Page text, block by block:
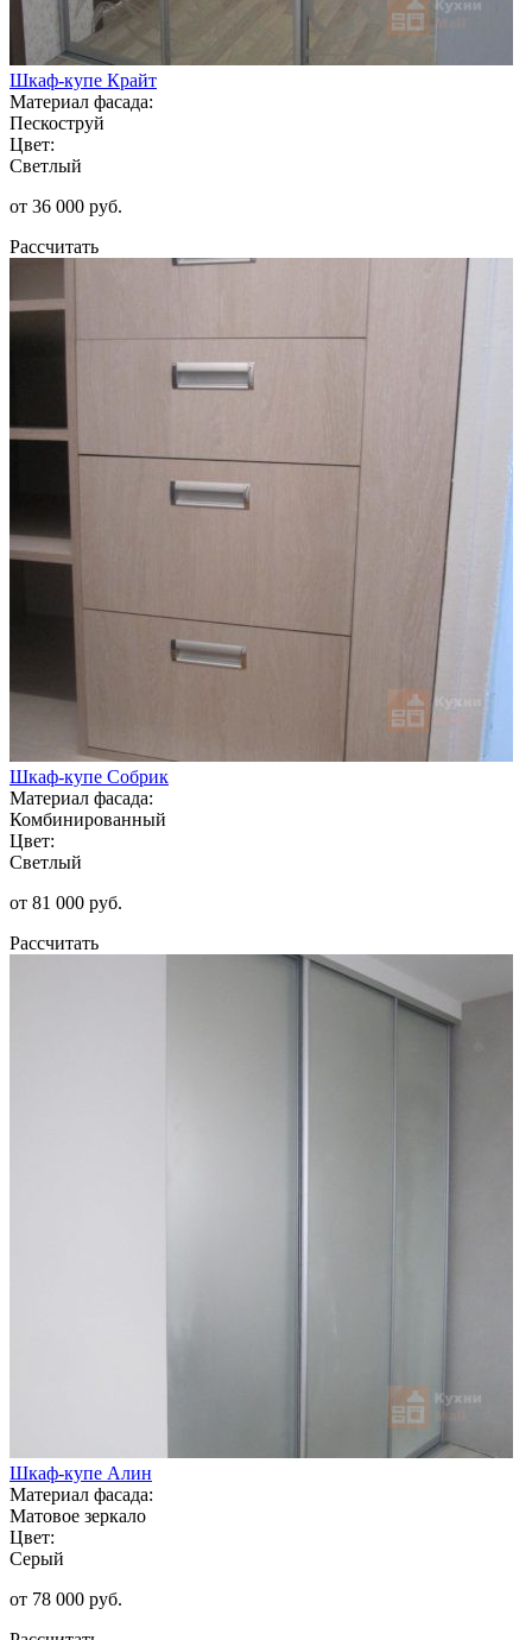
Шкаф-купе Крайт
Материал фасада:
Пескоструй
Цвет:
Светлый
от 36 000 руб.
Рассчитать
Шкаф-купе Собрик
Материал фасада:
Комбинированный
Цвет:
Светлый
от 81 000 руб.
Рассчитать
Шкаф-купе Алин
Материал фасада:
Матовое зеркало
Цвет:
Серый
от 78 000 руб.